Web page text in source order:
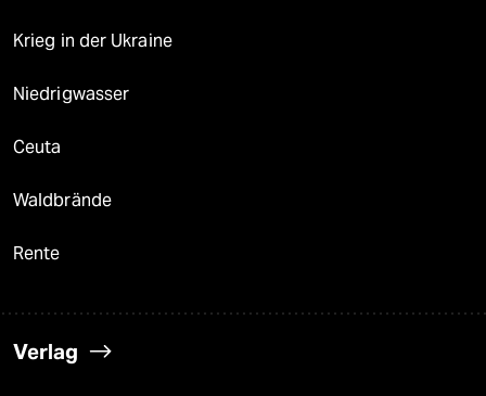
Krieg in der Ukraine
Niedrigwasser
Ceuta
Waldbrände
Rente
Verlag